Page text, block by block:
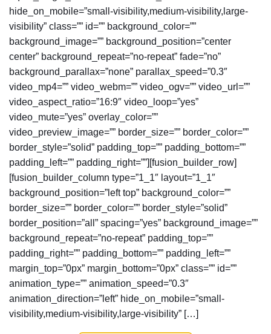
hide_on_mobile=”small-visibility,medium-visibility,large-
visibility” class=”” id=”” background_color=””
background_image=”” background_position=”center
center” background_repeat=”no-repeat” fade=”no”
background_parallax=”none” parallax_speed=”0.3″
video_mp4=”” video_webm=”” video_ogv=”” video_url=””
video_aspect_ratio=”16:9″ video_loop=”yes”
video_mute=”yes” overlay_color=””
video_preview_image=”” border_size=”” border_color=””
border_style=”solid” padding_top=”” padding_bottom=””
padding_left=”” padding_right=””][fusion_builder_row]
[fusion_builder_column type=”1_1″ layout=”1_1″
background_position=”left top” background_color=””
border_size=”” border_color=”” border_style=”solid”
border_position=”all” spacing=”yes” background_image=””
background_repeat=”no-repeat” padding_top=””
padding_right=”” padding_bottom=”” padding_left=””
margin_top=”0px” margin_bottom=”0px” class=”” id=””
animation_type=”” animation_speed=”0.3″
animation_direction=”left” hide_on_mobile=”small-
visibility,medium-visibility,large-visibility” […]